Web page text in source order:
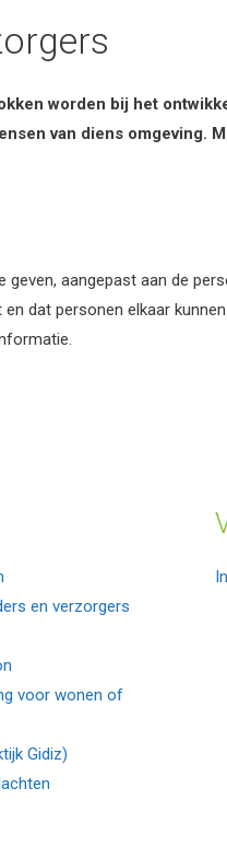
worden bij het
van diens omgeving.
aangepast aan de
dat personen elkaar
en verzorgers
voor wonen of
Gidiz)